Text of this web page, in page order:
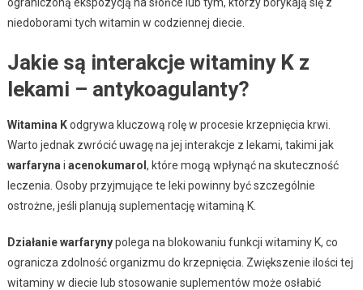
niedoborami tych witamin w codziennej diecie.
Jakie są interakcje witaminy K z
lekami – antykoagulanty?
Witamina Kodgrywa kluczową rolę w procesie krzepnięcia krwi.
Warto jednak zwrócić uwagę na jej interakcje z lekami, takimi jak
warfaryna i acenokumarol , które mogą wpłynąć na skuteczność
leczenia. Osoby przyjmujące te leki powinny być szczególnie
ostrożne, jeśli planują suplementację witaminą K.
Działanie warfarynypolega na blokowaniu funkcji witaminy K, co
ogranicza zdolność organizmu do krzepnięcia. Zwiększenie ilości tej
witaminy w diecie lub stosowanie suplementów może osłabić